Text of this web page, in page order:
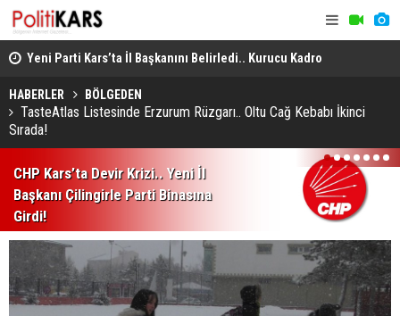
Yeni Parti Kars’ta İl Başkanını Belirledi.. Kurucu Kadro
Açıklandı!
HABERLER BÖLGEDEN
TasteAtlas Listesinde Erzurum Rüzgarı.. Oltu Cağ Kebabı İkinci
Sırada!
CHP Kars’ta Devir Krizi.. Yeni İl
Başkanı Çilingirle Parti Binasına
Girdi!
1 2 3 4 5 6 7